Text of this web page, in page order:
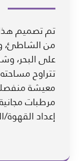
تم تصميم هذا
من الشاطئ،
على البحر،
معيشة
مرطبات
إعداد